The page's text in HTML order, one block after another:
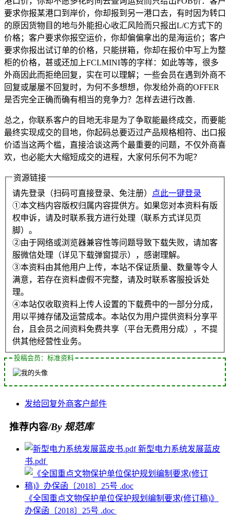
要求你报某港口到岸价，你却报到另一港口去，有时因为转口
的原因货物目的地与外能担心收汇风险而只报出L/C方式下的
价格；客户要求你报空运价，你却偏偏拿出的是海运价；客户
要求你报出试订单的价格，只能拼箱，你却在报价中写上为整
柜的价格，甚或还加上FCLMINI等的字样：如此等等，很多
外商因此而拒绝回复，实在可以理解；一些会员在遇到外商不
回复或屡屡不回复时，为何不多想想，你发给外商的OFFER
是否完全正确而确有相当的竞争力？怎样去进行改善.
总之，你联系客户的目地无非是为了争取能最终成交，而要能
最终实现成交的目地，你起码总要迈过产品规格相符、出口报
价适当这两个槛，直接洽谈这两个最重要的问题，不仅外商喜
欢，也必能大大缩短成交的进程，大家何乐何不为呢？
资源链接
请先登录（扫码可直接登录、免注册）
点此一键登录
①本文档内容版权归属内容提供方。如果您对本资料有版
权申诉，请及时联系我方进行处理（联系方式详见页
脚）。
②由于网络或浏览器兼容性等问题导致下载失败，请加客
服微信处理（详见下载弹窗提示），感谢理解。
③本资料由其他用户上传，本站不保证质量、数量等令人
满意，若存在资料虚假不完整，请及时联系客服投诉处
理。
④本站仅收取资料上传人设置的下载费中的一部分分成，
用以平摊存储及运营成本。本站仅为用户提供资料分享平
台，且会员之间资料免费共享（平台无费用分成），不提
供其他经营性业务。
投稿会员：标准资料
发给回复外商客户邮件
推荐内容/By 规范库
新型电力系统发展蓝皮
书.pdf
《全国重点文物保护单位保护规划编制要求(修订稿)》
办保函〔2018〕25号 .doc